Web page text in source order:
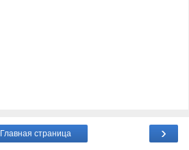
›
Главная страница